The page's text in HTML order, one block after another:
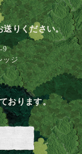
送りください。
9
ッジ
おります。